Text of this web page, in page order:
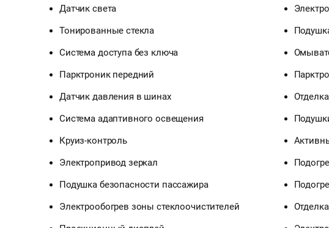
Датчик света
Тонированные стекла
Система доступа без ключа
Парктроник передний
Датчик давления в шинах
Система адаптивного освещения
Круиз-контроль
Электропривод зеркал
Подушка безопасности пассажира
Электрообогрев зоны стеклоочистителей